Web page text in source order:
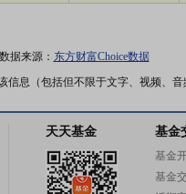
数据来源： 东方财富Choice数据
息（包括但不限于文字、视频、